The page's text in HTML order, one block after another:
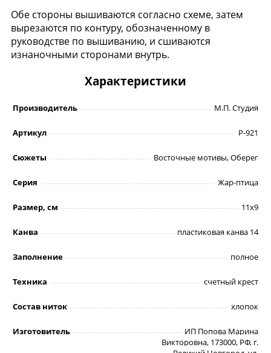
Обе стороны вышиваются согласно схеме, затем
вырезаются по контуру, обозначенному в
руководстве по вышиванию, и сшиваются
изнаночными сторонами внутрь.
Характеристики
Производитель М.П. Студия
Артикул Р-921
Сюжеты Восточные мотивы, Оберег
Серия Жар-птица
Размер, см 11х9
Канва пластиковая канва 14
Заполнение полное
Техника счетный крест
Состав ниток хлопок
Изготовитель
ИП Попова Марина
Викторовна, 173000, РФ, г.